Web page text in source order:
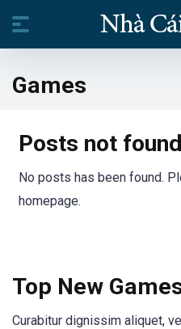
Games
Posts not found
No posts has been found.
homepage.
Top New
Curabitur dignissim aliquet,